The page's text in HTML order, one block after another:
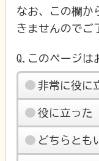
なお、この欄か
きませんのでご
Q.このページは
非常に役に
役に立った
どちらとも